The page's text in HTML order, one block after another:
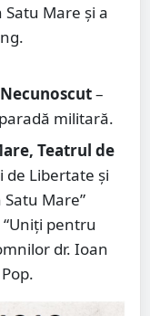
Mare și a
–
militară.
Teatrul de
de Libertate și
Mare”
pentru
dr. Ioan